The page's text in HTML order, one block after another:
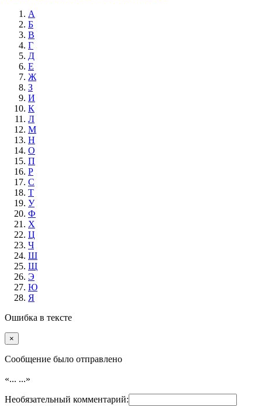
А
Б
В
Г
Д
Е
Ж
З
И
К
Л
М
Н
О
П
Р
С
Т
У
Ф
Х
Ц
Ч
Ш
Щ
Э
Ю
Я
Ошибка в тексте
×
Cообщение было отправлено
«... ...»
Необязательный комментарий: